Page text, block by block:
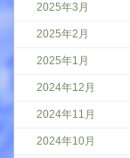
2025年3月
2025年2月
2025年1月
2024年12月
2024年11月
2024年10月